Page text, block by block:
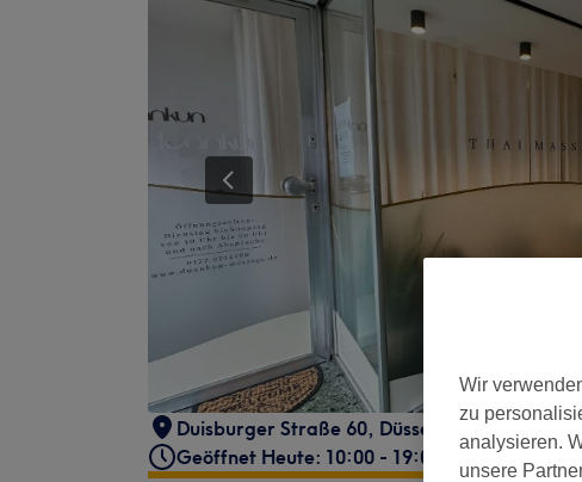
Duisburger Straße 60, Düsseldorf, 40479
Geöffnet Heute: 10:00 - 19:00
Wir
zu
analysieren.
unsere